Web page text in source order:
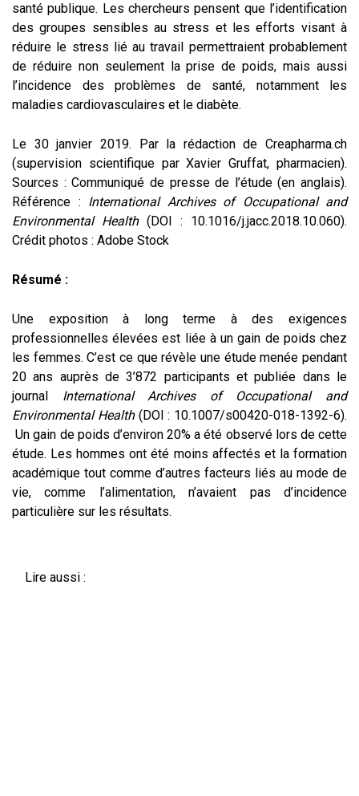
santé publique. Les chercheurs pensent que l’identification
des groupes sensibles au stress et les efforts visant à
réduire le stress lié au travail permettraient probablement
de réduire non seulement la prise de poids, mais aussi
l’incidence des problèmes de santé, notamment les
maladies cardiovasculaires et le diabète.
Le 30 janvier 2019. Par la rédaction de Creapharma.ch
(supervision scientifique par Xavier Gruffat, pharmacien).
Sources : Communiqué de presse de l’étude (en anglais).
Référence : International Archives of Occupational and
Environmental Health (DOI : 10.1016/j.jacc.2018.10.060).
Crédit photos : Adobe Stock
Résumé :
Une exposition à long terme à des exigences
professionnelles élevées est liée à un gain de poids chez
les femmes. C’est ce que révèle une étude menée pendant
20 ans auprès de 3’872 participants et publiée dans le
journal International Archives of Occupational and
Environmental Health(DOI : 10.1007/s00420-018-1392-6).
Un gain de poids d’environ 20% a été observé lors de cette
étude. Les hommes ont été moins affectés et la formation
académique tout comme d’autres facteurs liés au mode de
vie, comme l’alimentation, n’avaient pas d’incidence
particulière sur les résultats.
Lire aussi :